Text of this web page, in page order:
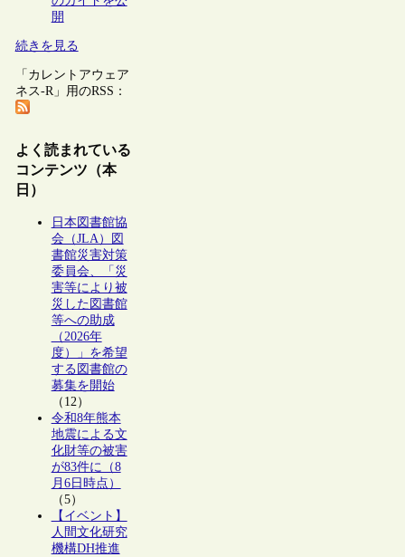
開
続きを見る
「カレントアウェア
ネス-R」用のRSS：
よく読まれている
コンテンツ（本
日）
日本図書館協
会（JLA）図
書館災害対策
委員会、「災
害等により被
災した図書館
等への助成
（2026年
度）」を希望
する図書館の
募集を開始
（12）
令和8年熊本
地震による文
化財等の被害
が83件に（8
月6日時点）
（5）
【イベント】
人間文化研究
機構DH推進